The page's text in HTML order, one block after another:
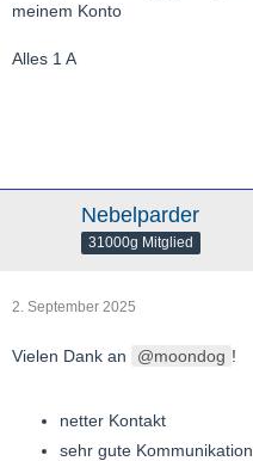
meinem Konto
Alles 1 A
Nebelparder
31000g Mitglied
2. September 2025
Vielen Dank an moondog !
netter Kontakt
sehr gute Kommunikation